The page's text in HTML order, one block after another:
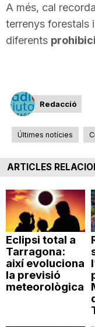
o
n
A més, cal
terrenys forestals
diferents
Redacció
Últimes notícies
ARTICLES
Eclipsi total a
Tarragona:
així evoluciona
la previsió
meteorològica